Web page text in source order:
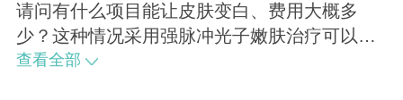
请问有什么项目能让皮肤变白、费用大概多
少？这种情况采用强脉冲光子嫩肤治疗可以有
良好效果，可使皮肤更干净、细腻、有光泽，
查看全部